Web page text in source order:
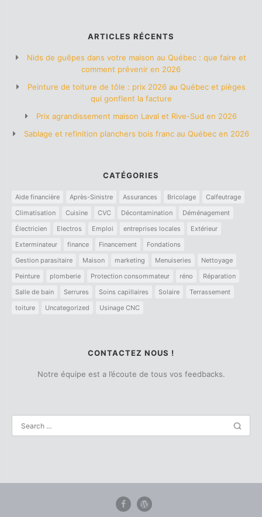
ARTICLES RÉCENTS
Nids de guêpes dans votre maison au Québec : que faire et
comment prévenir en 2026
Peinture de toiture de tôle : prix 2026 au Québec et pièges
qui gonflent la facture
Prix agrandissement maison Laval et Rive-Sud en 2026
Sablage et refinition planchers bois franc au Québec en 2026
CATÉGORIES
Aide financière Après-Sinistre Assurances Bricolage
Calfeutrage
Climatisation
Cuisine CVC Décontamination
Déménagement
Électricien
Electros Emploi entreprises locales
Extérieur
Exterminateur
finance Financement
Fondations
Gestion parasitaire
Maison marketing Menuiseries
Nettoyage
Peinture
plomberie Protection consommateur réno
Réparation
Salle de bain
Serrures Soins capillaires Solaire
Terrassement
toiture
Uncategorized Usinage CNC
CONTACTEZ NOUS !
Notre équipe est a l’écoute de tous vos feedbacks.